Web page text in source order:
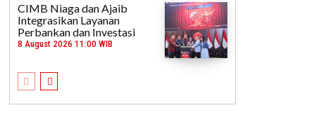
CIMB Niaga dan Ajaib
Integrasikan Layanan
Perbankan dan Investasi
8 August 2026 11:00 WIB